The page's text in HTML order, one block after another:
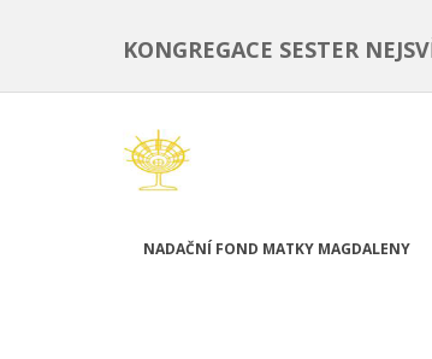
KONGREGACE SESTER
NADAČNÍ FOND MATKY MAGDALENY